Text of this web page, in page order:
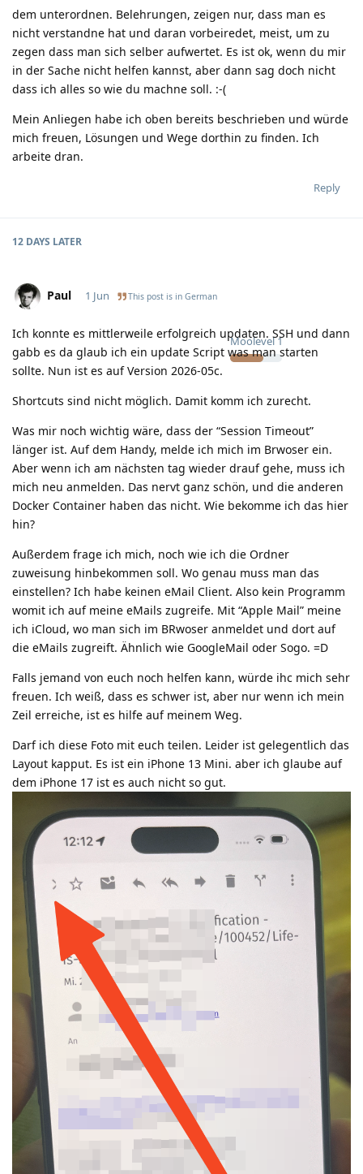
dem unterordnen. Belehrungen, zeigen nur, dass man es
nicht verstandne hat und daran vorbeiredet, meist, um zu
zegen dass man sich selber aufwertet. Es ist ok, wenn du mir
in der Sache nicht helfen kannst, aber dann sag doch nicht
dass ich alles so wie du machne soll. :-(
Mein Anliegen habe ich oben bereits beschrieben und würde
mich freuen, Lösungen und Wege dorthin zu finden. Ich
arbeite dran.
Reply
12 DAYS LATER
Paul
Moolevel1
1 Jun This post is in German
Ich konnte es mittlerweile erfolgreich updaten. SSH und dann
gabb es da glaub ich ein update Script was man starten
sollte. Nun ist es auf Version 2026-05c.
Shortcuts sind nicht möglich. Damit komm ich zurecht.
Was mir noch wichtig wäre, dass der “Session Timeout”
länger ist. Auf dem Handy, melde ich mich im Brwoser ein.
Aber wenn ich am nächsten tag wieder drauf gehe, muss ich
mich neu anmelden. Das nervt ganz schön, und die anderen
Docker Container haben das nicht. Wie bekomme ich das hier
hin?
Außerdem frage ich mich, noch wie ich die Ordner
zuweisung hinbekommen soll. Wo genau muss man das
einstellen? Ich habe keinen eMail Client. Also kein Programm
womit ich auf meine eMails zugreife. Mit “Apple Mail” meine
ich iCloud, wo man sich im BRwoser anmeldet und dort auf
die eMails zugreift. Ähnlich wie GoogleMail oder Sogo. =D
Falls jemand von euch noch helfen kann, würde ihc mich sehr
freuen. Ich weiß, dass es schwer ist, aber nur wenn ich mein
Zeil erreiche, ist es hilfe auf meinem Weg.
Darf ich diese Foto mit euch teilen. Leider ist gelegentlich das
Layout kapput. Es ist ein iPhone 13 Mini. aber ich glaube auf
dem iPhone 17 ist es auch nicht so gut.